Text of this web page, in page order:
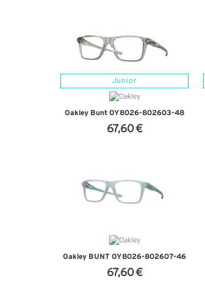
Junior
Oakley Bunt OY8026-802603-48
67,60 €
Oakley BUNT OY8026-802607-46
67,60 €